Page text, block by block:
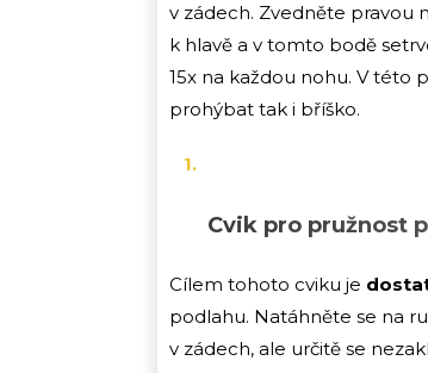
v zádech. Zvedněte pravou
k hlavě a v tomto bodě
15x na každou nohu. V této
prohýbat tak i bříško.
Cvik pro pružnost
Cílem tohoto cviku je
podlahu. Natáhněte se na
v zádech, ale určitě se